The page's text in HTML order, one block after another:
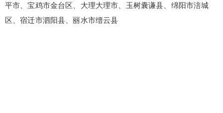
平市、宝鸡市金台区、大理大理市、玉树囊谦县、绵阳市涪城
区、宿迁市泗阳县、丽水市缙云县